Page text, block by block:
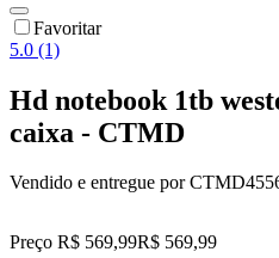
Favoritar
5.0 (1)
Hd notebook 1tb
caixa - CTMD
Vendido e entregue por
Preço R$ 569,99R$ 569,99